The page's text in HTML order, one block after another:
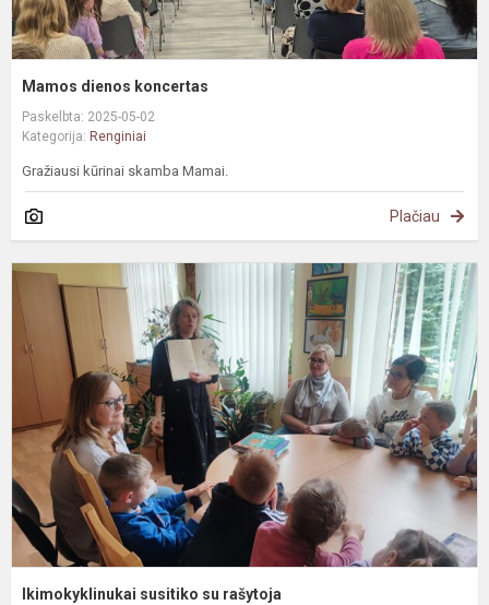
Mamos dienos koncertas
Paskelbta: 2025-05-02
Kategorija: Renginiai
Gražiausi kūrinai skamba Mamai.
Plačiau
Ikimokyklinukai susitiko su rašytoja